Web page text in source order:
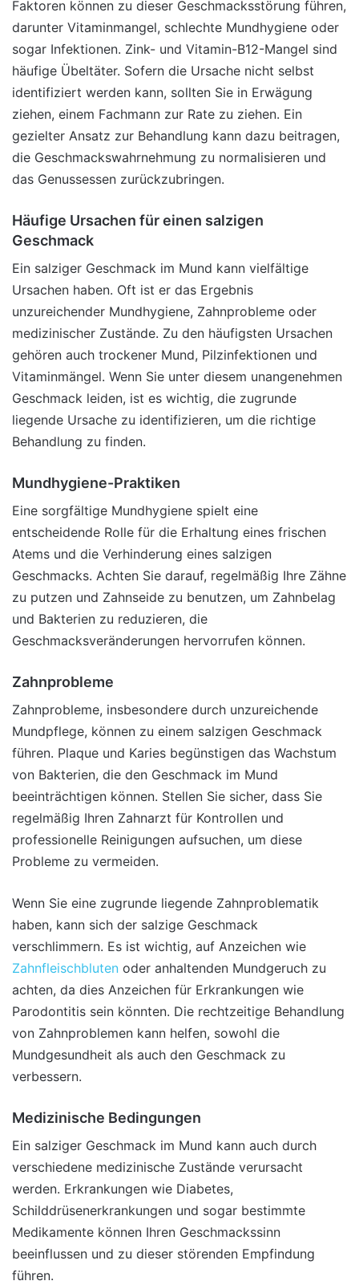
Faktoren können zu dieser Geschmacksstörung führen,
darunter Vitaminmangel, schlechte Mundhygiene oder
sogar Infektionen. Zink- und Vitamin-B12-Mangel sind
häufige Übeltäter. Sofern die Ursache nicht selbst
identifiziert werden kann, sollten Sie in Erwägung
ziehen, einem Fachmann zur Rate zu ziehen. Ein
gezielter Ansatz zur Behandlung kann dazu beitragen,
die Geschmackswahrnehmung zu normalisieren und
das Genussessen zurückzubringen.
Häufige Ursachen für einen salzigen
Geschmack
Ein salziger Geschmack im Mund kann vielfältige
Ursachen haben. Oft ist er das Ergebnis
unzureichender Mundhygiene, Zahnprobleme oder
medizinischer Zustände. Zu den häufigsten Ursachen
gehören auch trockener Mund, Pilzinfektionen und
Vitaminmängel. Wenn Sie unter diesem unangenehmen
Geschmack leiden, ist es wichtig, die zugrunde
liegende Ursache zu identifizieren, um die richtige
Behandlung zu finden.
Mundhygiene-Praktiken
Eine sorgfältige Mundhygiene spielt eine
entscheidende Rolle für die Erhaltung eines frischen
Atems und die Verhinderung eines salzigen
Geschmacks. Achten Sie darauf, regelmäßig Ihre Zähne
zu putzen und Zahnseide zu benutzen, um Zahnbelag
und Bakterien zu reduzieren, die
Geschmacksveränderungen hervorrufen können.
Zahnprobleme
Zahnprobleme, insbesondere durch unzureichende
Mundpflege, können zu einem salzigen Geschmack
führen. Plaque und Karies begünstigen das Wachstum
von Bakterien, die den Geschmack im Mund
beeinträchtigen können. Stellen Sie sicher, dass Sie
regelmäßig Ihren Zahnarzt für Kontrollen und
professionelle Reinigungen aufsuchen, um diese
Probleme zu vermeiden.
Wenn Sie eine zugrunde liegende Zahnproblematik
haben, kann sich der salzige Geschmack
verschlimmern. Es ist wichtig, auf Anzeichen wie
Zahnfleischbluten oder anhaltenden Mundgeruch zu
achten, da dies Anzeichen für Erkrankungen wie
Parodontitis sein könnten. Die rechtzeitige Behandlung
von Zahnproblemen kann helfen, sowohl die
Mundgesundheit als auch den Geschmack zu
verbessern.
Medizinische Bedingungen
Ein salziger Geschmack im Mund kann auch durch
verschiedene medizinische Zustände verursacht
werden. Erkrankungen wie Diabetes,
Schilddrüsenerkrankungen und sogar bestimmte
Medikamente können Ihren Geschmackssinn
beeinflussen und zu dieser störenden Empfindung
führen.